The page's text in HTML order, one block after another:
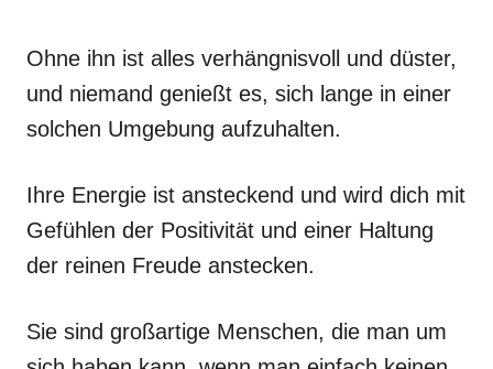
Ohne ihn ist alles verhängnisvoll und düster,
und niemand genießt es, sich lange in einer
solchen Umgebung aufzuhalten.
Ihre Energie ist ansteckend und wird dich mit
Gefühlen der Positivität und einer Haltung
der reinen Freude anstecken.
Sie sind großartige Menschen, die man um